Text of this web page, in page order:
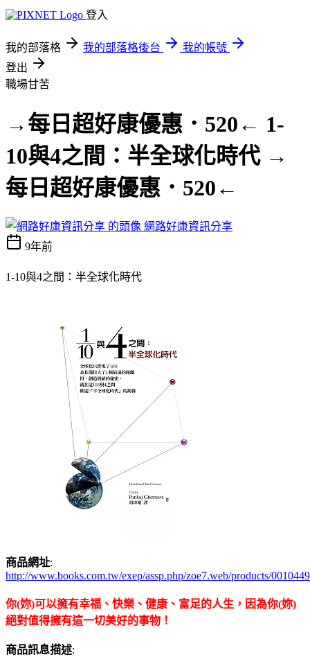
登入
我的部落格 我的部落格後台
我的帳號
登出
職場甘苦
→每日超好康優惠．520← 1-
10與4之間：半全球化時代 →
每日超好康優惠．520←
網路好康資訊分享
9年前
1-10與4之間：半全球化時代
商品網址:
http://www.books.com.tw/exep/assp.php/zoe7.web/products/
你(妳)可以擁有幸福、快樂、健康、富足的人生，因為你(妳)
絕對值得擁有這一切美好的事物！
商品訊息描述: